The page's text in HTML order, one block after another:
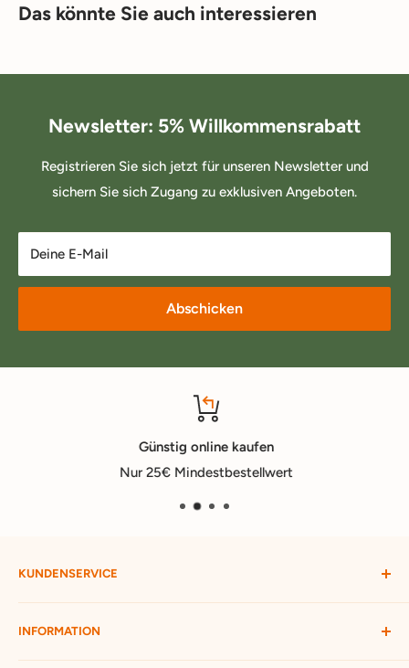
Das könnte Sie auch interessieren
Newsletter: 5% Willkommensrabatt
Registrieren Sie sich jetzt für unseren Newsletter und
sichern Sie sich Zugang zu exklusiven Angeboten.
Deine E-Mail
Abschicken
Günstig online kaufen
Nur 25€ Mindestbestellwert
KUNDENSERVICE
Mein Konto
Widerruf starten
INFORMATION